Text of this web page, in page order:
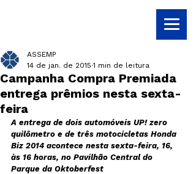
Campanha Compra Premiada
entrega prêmios nesta sexta-
feira
ASSEMP
14 de jan. de 2015 1 min de leitura
A entrega de dois automóveis UP! zero
quilômetro e de três motocicletas Honda
Biz 2014 acontece nesta sexta-feira, 16,
às 16 horas, no Pavilhão Central do
Parque da Oktoberfest